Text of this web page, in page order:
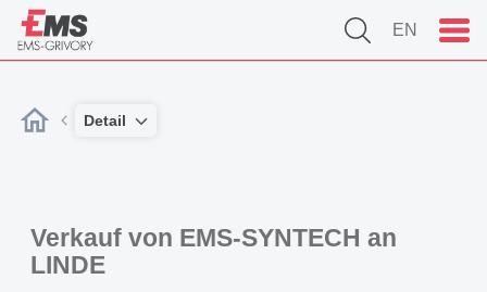
EN
Detail
Verkauf von EMS-SYNTECH an
LINDE